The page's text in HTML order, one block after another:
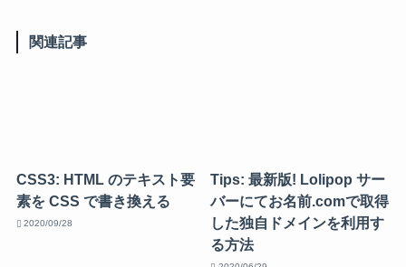
関連記事
CSS3: HTML のテキスト要
素を CSS で書き換える
2020/09/28
Tips: 最新版! Lolipop サー
バーにてお名前.comで取得
した独自ドメインを利用す
る方法